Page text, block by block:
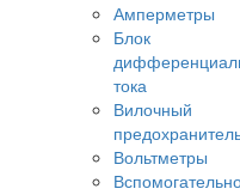
Амперметры
Блок
тока
Вилочный
Вольтметры